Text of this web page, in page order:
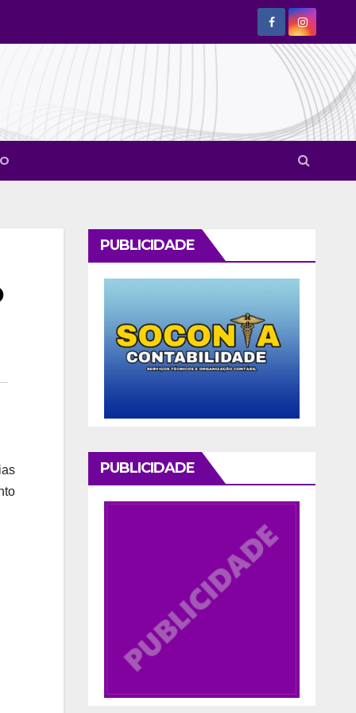
PUBLICIDADE
PUBLICIDADE